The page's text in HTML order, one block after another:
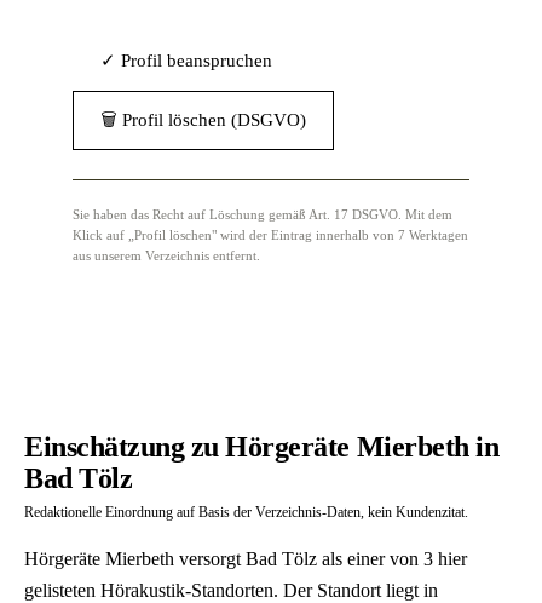
✓ Profil beanspruchen
🗑 Profil löschen (DSGVO)
Sie haben das Recht auf Löschung gemäß Art. 17 DSGVO. Mit dem
Klick auf „Profil löschen" wird der Eintrag innerhalb von 7 Werktagen
aus unserem Verzeichnis entfernt.
Einschätzung zu Hörgeräte Mierbeth in
Bad Tölz
Redaktionelle Einordnung auf Basis der Verzeichnis-Daten, kein Kundenzitat.
Hörgeräte Mierbeth versorgt Bad Tölz als einer von 3 hier
gelisteten Hörakustik-Standorten. Der Standort liegt in